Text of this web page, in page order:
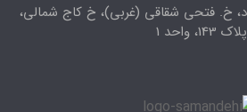
خ. فتحی شقاقی (غربی)، خ کاج شمالی،